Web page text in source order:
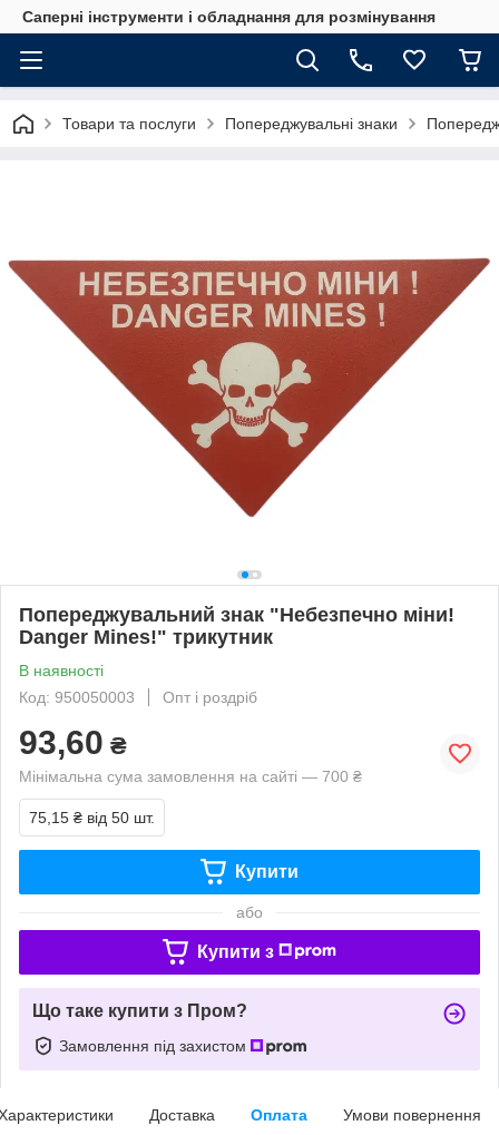
Саперні інструменти і обладнання для розмінування
Товари та послуги Попереджувальні знаки
Попереджувальний знак "Небезпечно міни!
Danger Mines!" трикутник
В наявності
Код: 950050003
Опт і роздріб
93,60 ₴
Мінімальна сума замовлення на сайті — 700 ₴
75,15 ₴ від 50 шт.
Купити
або
Купити з
Що таке купити з Пром?
Замовлення під захистом
Доставка Оплата Умови повернення